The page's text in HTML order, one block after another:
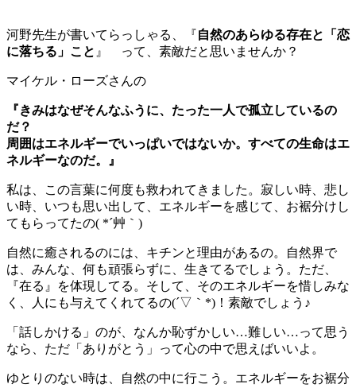
河野先生が書いてらっしゃる、『自然のあらゆる存在と「恋
に落ちる」こと 』 って、素敵だと思いませんか？
マイケル・ローズさんの
『きみはなぜそんなふうに、たった一人で孤立しているの
だ？
周囲はエネルギーでいっぱいではないか。すべての生命はエ
ネルギーなのだ。』
私は、この言葉に何度も救われてきました。寂しい時、悲し
い時、いつも思い出して、エネルギーを感じて、お裾分けし
てもらってたの( *´艸｀)
自然に癒されるのには、キチンと理由があるの。自然界で
は、みんな、何も頑張らずに、生きてるでしょう。ただ、
『在る』を体現してる。そして、そのエネルギーを惜しみな
く、人にも与えてくれてるの(´▽｀*)！素敵でしょう♪
「話しかける」のが、なんか恥ずかしい…難しい…って思う
なら、ただ「ありがとう」って心の中で思えばいいよ。
ゆとりのない時は、自然の中に行こう。エネルギーをお裾分